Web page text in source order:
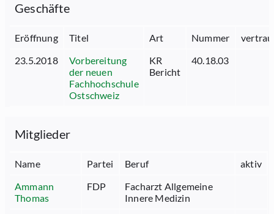
Geschäfte
Eröffnung Titel Art Nummer
23.5.2018
Vorbereitung
der neuen
Fachhochschule
Ostschweiz
KR
Bericht
40.18.03
Mitglieder
Name Partei Beruf
aktiv
Ammann
Thomas
FDP
Facharzt Allgemeine
Innere Medizin